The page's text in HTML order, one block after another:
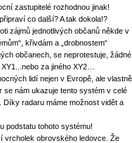
zastupitelé rozhodnou jinak!
co další? A tak dokola!?
zájmů jednotlivých občanů někde v
křivdám a „drobnostem“
občanech, se neprotestuje, žádné
za jiného XY2…
lidí nejen v Evropě, ale vlastně
se nám ukazuje tento systém v celé
radaru máme možnost vidět a
podstatu tohoto systému!
vrcholek obrovského ledovce. Že